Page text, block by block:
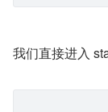
我们直接进入